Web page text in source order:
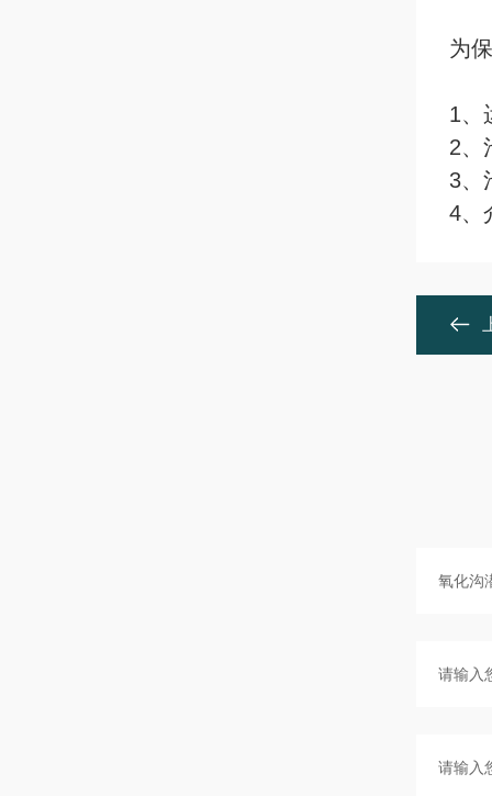
为
1、
2、
3、
4、